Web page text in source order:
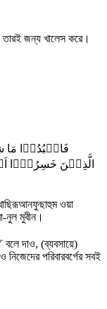
জন্য খালেস করে।
فَاعۡبُدُوۡا
الَّذِیۡنَ
খাছিরূআনফুছাহুম ওয়া
নুল মুবীন।
বলে দাও, (ব্যবসায়ে)
পরিবারবর্গের সবই